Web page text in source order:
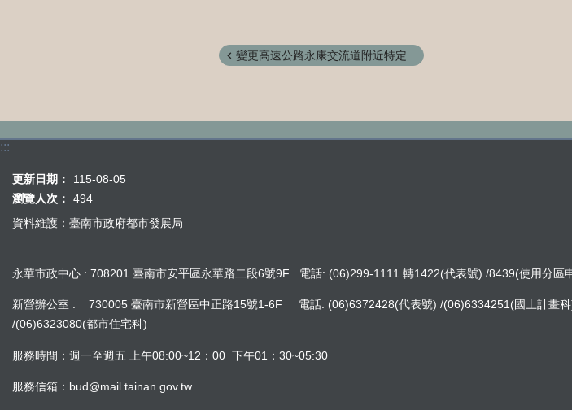
變更高速公路永康交流道附近特定...
:::
更新日期：
115-08-05
瀏覽人次：
494
資料維護：臺南市政府都市發展局
永華市政中心 : 708201 臺南市安平區永華路二段6號9F 電話: (06)299-1111 轉1422(代表號) /8439(使用分區
新營辦公室 : 730005 臺南市新營區中正路15號1-6F 電話: (06)6372428(代表號) /(06)6334251(國土計畫
/(06)6323080(都市住宅科)
服務時間：週一至週五 上午08:00~12：00 下午01：30~05:30
服務信箱：bud@mail.tainan.gov.tw